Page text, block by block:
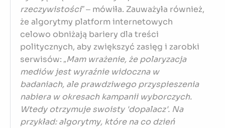
rzeczywistości”– mówiła. Zauważyła również,
że algorytmy platform internetowych
celowo obniżają bariery dla treści
politycznych, aby zwiększyć zasięg i zarobki
serwisów: „Mam wrażenie, że polaryzacja
mediów jest wyraźnie widoczna w
badaniach, ale prawdziwego przyspieszenia
nabiera w okresach kampanii wyborczych.
Wtedy otrzymuje swoisty 'dopalacz'. Na
przykład: algorytmy, które na co dzień